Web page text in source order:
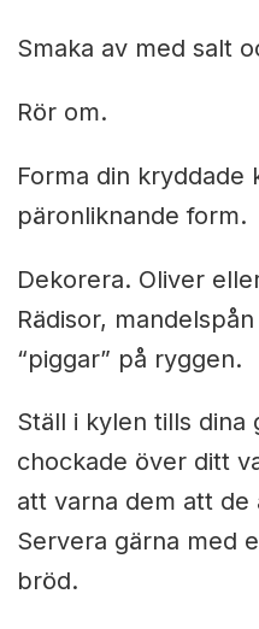
Smaka av med salt
Rör om.
Forma din kryddade
päronliknande form.
Dekorera. Oliver
Rädisor,
“piggar” på ryggen.
Ställ i kylen tills
chockade över ditt
att varna dem att
Servera gärna med
bröd.